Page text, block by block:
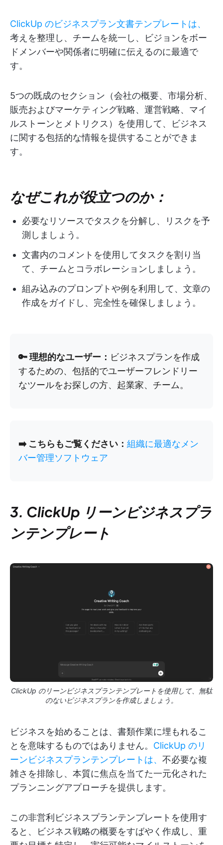
ClickUp のビジネスプラン文書テンプレートは、
考えを整理し、チームを統一し、ビジョンをボー
ドメンバーや関係者に明確に伝えるのに最適で
す。
5つの既成のセクション（会社の概要、市場分析、
販売およびマーケティング戦略、運営戦略、マイ
ルストーンとメトリクス）を使用して、ビジネス
に関する包括的な情報を提供することができま
す。
なぜこれが役立つのか：
必要なリソースでタスクを分解し、リスクを予
測しましょう。
文書内のコメントを使用してタスクを割り当
て、チームとコラボレーションしましょう。
組み込みのプロンプトや例を利用して、文章の
作成をガイドし、完全性を確保しましょう。
🔑 理想的なユーザー： ビジネスプランを作成
するための、包括的でユーザーフレンドリー
なツールをお探しの方、起業家、チーム。
➡️ こちらもご覧ください： 組織に最適なメン
バー管理ソフトウェア
3. ClickUp リーンビジネスプラ
ンテンプレート
ClickUp のリーンビジネスプランテンプレートを使用して、無駄
のないビジネスプランを作成しましょう。
ビジネスを始めることは、書類作業に埋もれるこ
とを意味するものではありません。 ClickUp のリ
ーンビジネスプランテンプレートは、 不必要な複
雑さを排除し、本質に焦点を当てた一元化された
プランニングアプローチを提供します。
この非営利ビジネスプランテンプレートを使用す
ると、ビジネス戦略の概要をすばやく作成し、重